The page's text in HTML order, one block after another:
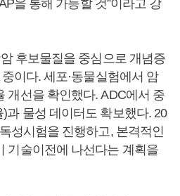
을 통해 가능할 것”이라고 강
후보물질을 중심으로 개념증
이다. 세포·동물실험에서 암
개선을 확인했다. ADC에서 중
과 물성 데이터도 확보했다. 20
성시험을 진행하고, 본격적인
기술이전에 나선다는 계획을